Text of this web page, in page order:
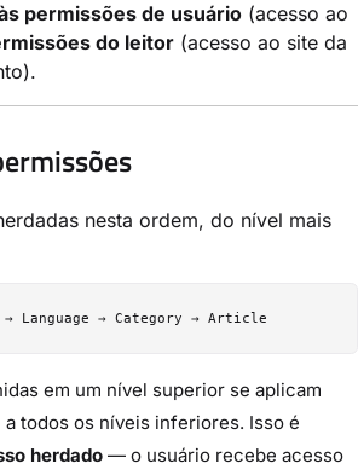
permissões de usuário (acesso ao
do leitor (acesso ao site da
nesta ordem, do nível mais
em um nível superior se aplicam
todos os níveis inferiores. Isso é
herdado — o usuário recebe acesso